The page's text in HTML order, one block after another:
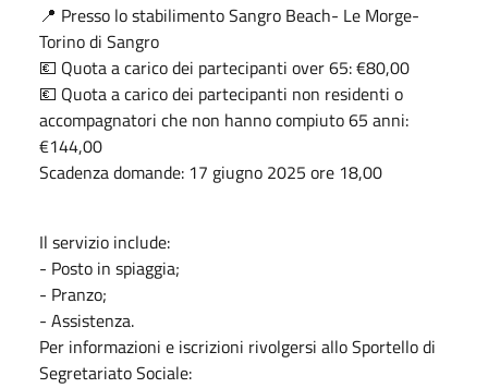
📍 Presso lo stabilimento Sangro Beach- Le Morge-
Torino di Sangro
💶 Quota a carico dei partecipanti over 65: €80,00
💶 Quota a carico dei partecipanti non residenti o
accompagnatori che non hanno compiuto 65 anni:
€144,00
Scadenza domande: 17 giugno 2025 ore 18,00
Il servizio include:
️- Posto in spiaggia;
️- Pranzo;
- Assistenza.
Per informazioni e iscrizioni rivolgersi allo Sportello di
Segretariato Sociale: